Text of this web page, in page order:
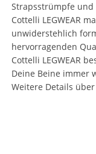
Strapsstrümpfe
Cottelli LEGWEAR
unwiderstehlich
hervorragenden
Cottelli LEGWEAR
Deine Beine immer
Weitere Details über